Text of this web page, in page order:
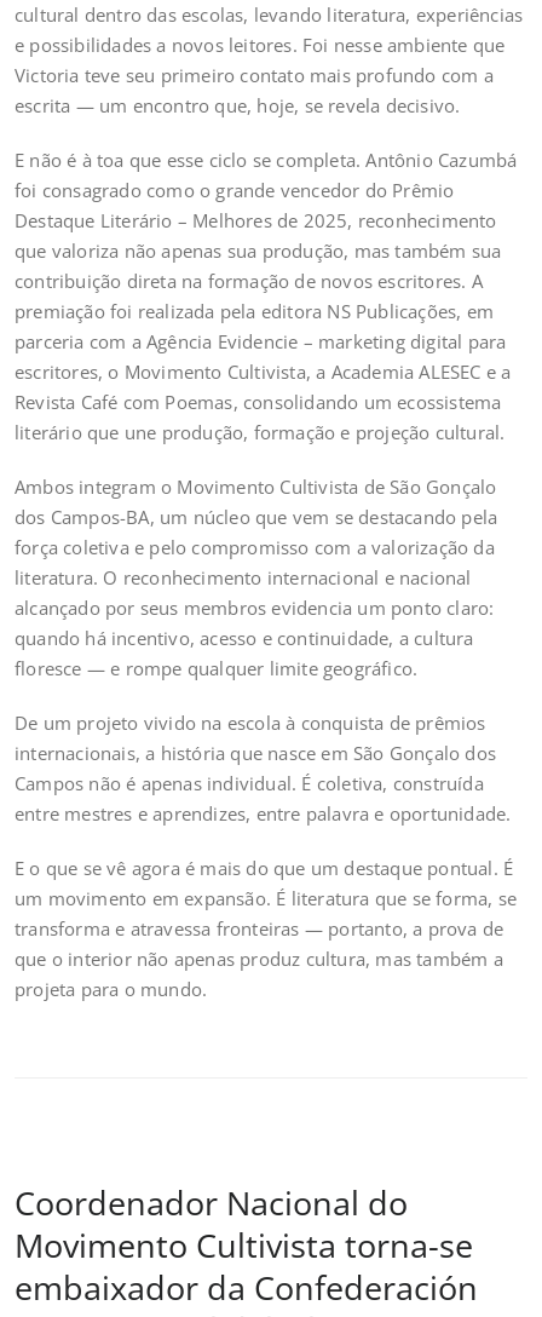
cultural dentro das escolas, levando literatura, experiências
e possibilidades a novos leitores. Foi nesse ambiente que
Victoria teve seu primeiro contato mais profundo com a
escrita — um encontro que, hoje, se revela decisivo.
E não é à toa que esse ciclo se completa. Antônio Cazumbá
foi consagrado como o grande vencedor do Prêmio
Destaque Literário – Melhores de 2025, reconhecimento
que valoriza não apenas sua produção, mas também sua
contribuição direta na formação de novos escritores. A
premiação foi realizada pela editora NS Publicações, em
parceria com a Agência Evidencie – marketing digital para
escritores, o Movimento Cultivista, a Academia ALESEC e a
Revista Café com Poemas, consolidando um ecossistema
literário que une produção, formação e projeção cultural.
Ambos integram o Movimento Cultivista de São Gonçalo
dos Campos-BA, um núcleo que vem se destacando pela
força coletiva e pelo compromisso com a valorização da
literatura. O reconhecimento internacional e nacional
alcançado por seus membros evidencia um ponto claro:
quando há incentivo, acesso e continuidade, a cultura
floresce — e rompe qualquer limite geográfico.
De um projeto vivido na escola à conquista de prêmios
internacionais, a história que nasce em São Gonçalo dos
Campos não é apenas individual. É coletiva, construída
entre mestres e aprendizes, entre palavra e oportunidade.
E o que se vê agora é mais do que um destaque pontual. É
um movimento em expansão. É literatura que se forma, se
transforma e atravessa fronteiras — portanto, a prova de
que o interior não apenas produz cultura, mas também a
projeta para o mundo.
Coordenador Nacional do
Movimento Cultivista torna-se
embaixador da Confederación